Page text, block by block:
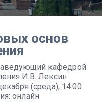
основ
кафедрой
И.В. Лексин
(среда), 14:00
онлайн